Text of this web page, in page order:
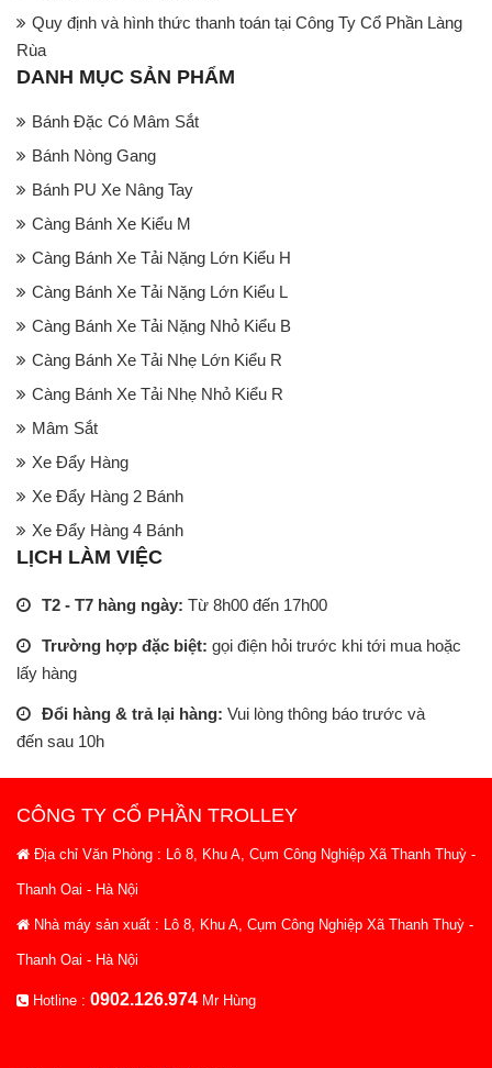
Quy định và hình thức thanh toán tại Công Ty Cổ Phần Làng
Rùa
DANH MỤC SẢN PHẨM
Bánh Đặc Có Mâm Sắt
Bánh Nòng Gang
Bánh PU Xe Nâng Tay
Càng Bánh Xe Kiểu M
Càng Bánh Xe Tải Nặng Lớn Kiểu H
Càng Bánh Xe Tải Nặng Lớn Kiểu L
Càng Bánh Xe Tải Nặng Nhỏ Kiểu B
Càng Bánh Xe Tải Nhẹ Lớn Kiểu R
Càng Bánh Xe Tải Nhẹ Nhỏ Kiểu R
Mâm Sắt
Xe Đẩy Hàng
Xe Đẩy Hàng 2 Bánh
Xe Đẩy Hàng 4 Bánh
LỊCH LÀM VIỆC
T2 - T7 hàng ngày: Từ 8h00 đến 17h00
Trường hợp đặc biệt: gọi điện hỏi trước khi tới mua hoặc
lấy hàng
Đổi hàng & trả lại hàng: Vui lòng thông báo trước và
đến sau 10h
CÔNG TY CỔ PHẦN TROLLEY
Địa chỉ Văn Phòng : Lô 8, Khu A, Cụm Công Nghiệp Xã Thanh Thuỳ -
Thanh Oai - Hà Nội
Nhà máy sản xuất : Lô 8, Khu A, Cụm Công Nghiệp Xã Thanh Thuỳ -
Thanh Oai - Hà Nội
Hotline : 0902.126.974 Mr Hùng